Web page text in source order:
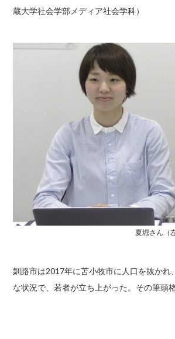
蔵大学社会学部メディア社会学科）
夏堀さん（
釧路市は2017年に苫小牧市に人口を抜か
な状況で、若者が立ち上がった。その筆頭